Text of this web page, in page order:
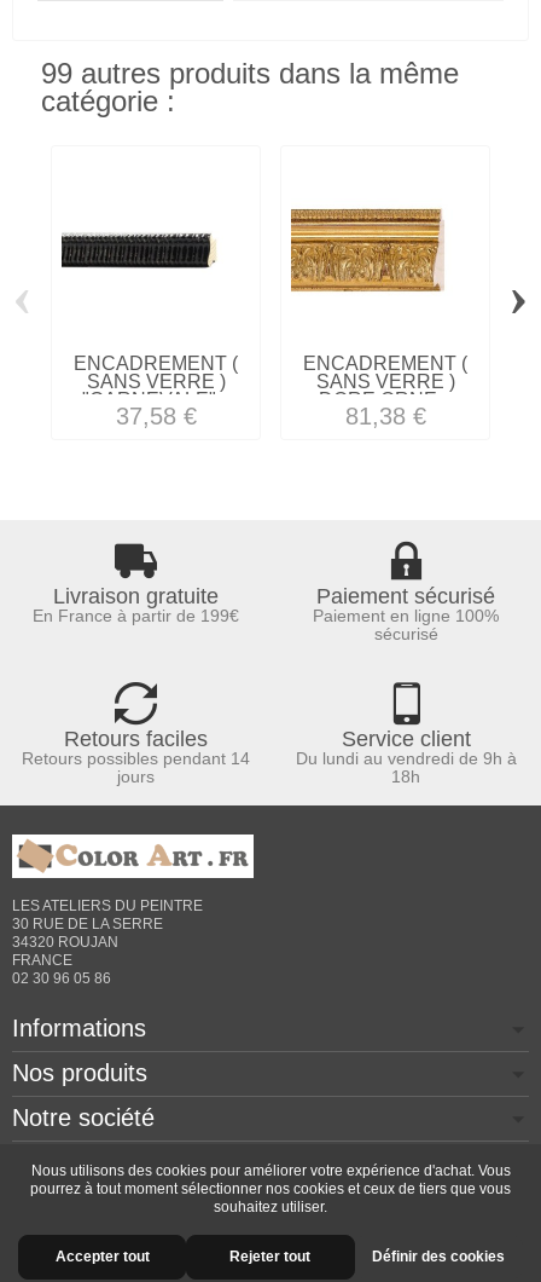
99 autres produits dans la même
catégorie :
ENCADREMENT (
SANS VERRE )
"CARNEVALE"...
37,58 €
ENCADREMENT (
SANS VERRE )
DORE ORNE...
81,38 €
‹ ›
Livraison gratuite
En France à partir de 199€
Paiement sécurisé
Paiement en ligne 100%
sécurisé
Retours faciles
Retours possibles pendant 14
jours
Service client
Du lundi au vendredi de 9h à
18h
LES ATELIERS DU PEINTRE
30 RUE DE LA SERRE
34320 ROUJAN
FRANCE
02 30 96 05 86
Informations
Nos produits
Notre société
Contactez-nous
Copyright © 2026 - Design by Prestacrea
- Ecommerce
software byPrestaShop™
Nous utilisons des cookies pour améliorer votre expérience d'achat. Vous
pourrez à tout moment sélectionner nos cookies et ceux de tiers que vous
souhaitez utiliser.
Accepter tout Rejeter tout Définir des cookies